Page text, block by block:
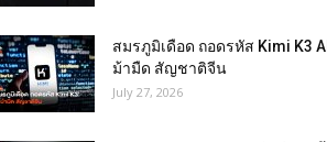
สมรภูมิเดือด ถอดรหัส Kimi K3 AI
ม้ามืด สัญชาติจีน
July 27, 2026